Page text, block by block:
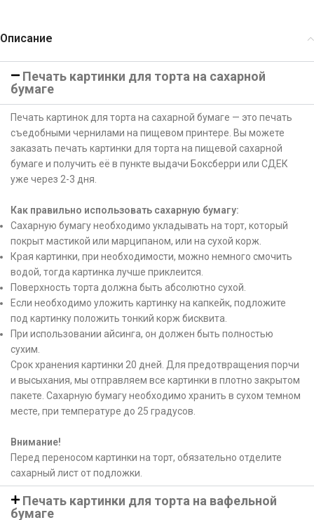
Описание
Печать картинки для торта на сахарной
бумаге
Печать картинок для торта на сахарной бумаге — это печать
съедобными чернилами на пищевом принтере. Вы можете
заказать печать картинки для торта на пищевой сахарной
бумаге и получить её в пункте выдачи Боксберри или СДЕК
уже через 2-3 дня.
Как правильно использовать сахарную бумагу:
Сахарную бумагу необходимо укладывать на торт, который
покрыт мастикой или марципаном, или на сухой корж.
Края картинки, при необходимости, можно немного смочить
водой, тогда картинка лучше приклеится.
Поверхность торта должна быть абсолютно сухой.
Если необходимо уложить картинку на капкейк, подложите
под картинку положить тонкий корж бисквита.
При использовании айсинга, он должен быть полностью
сухим.
Срок хранения картинки 20 дней. Для предотвращения порчи
и высыхания, мы отправляем все картинки в плотно закрытом
пакете. Сахарную бумагу необходимо хранить в сухом темном
месте, при температуре до 25 градусов.
Внимание!
Перед переносом картинки на торт, обязательно отделите
сахарный лист от подложки.
Печать картинки для торта на вафельной
бумаге